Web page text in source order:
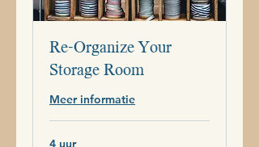
Re-Organize Your
Storage Room
Meer informatie
4 uur